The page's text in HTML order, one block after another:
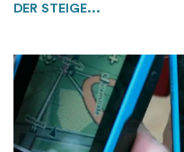
DER STEIGE...